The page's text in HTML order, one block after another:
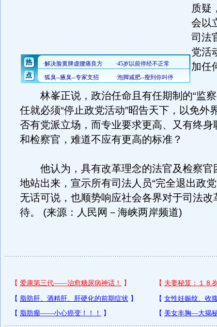
质疑
会以
司法
党活
加任
林峯正说，政治任命且有任期制的“监察
任就必须“停止政党活动”昭告天下，以免外
否有党派立场，而专业要求更高、又有终身
和检察官，难道不应有更高的标准？
他认为，具有改革理念的法官及检察官
地站出来，宣示所有司法人员“完全退出政
无话可说，也顺势响应社会各界对于司法改
待。 (来源：人民网－海峡两岸频道)